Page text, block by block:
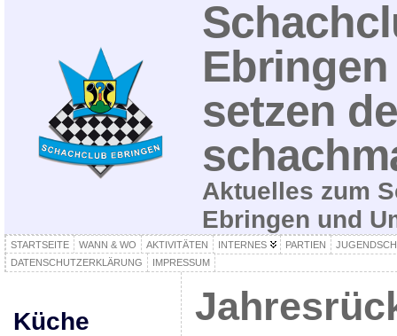
setzen
Aktuelles zum
Ebringen und
STARTSEITE WANN & WO AKTIVITÄTEN INTERNES PARTIEN
DATENSCHUTZERKLÄRUNG
IMPRESSUM
Küche